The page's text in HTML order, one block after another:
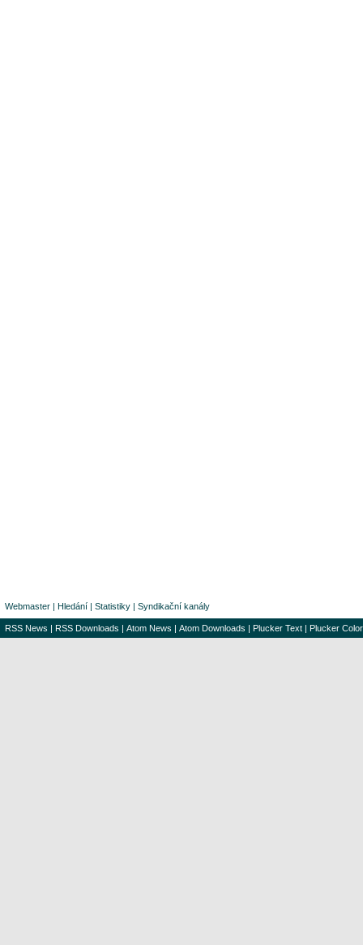
Webmaster | Hledání | Statistiky | Syndikační kanály
RSS News | RSS Downloads | Atom News | Atom Downloads | Plucker Text | Plucker Color